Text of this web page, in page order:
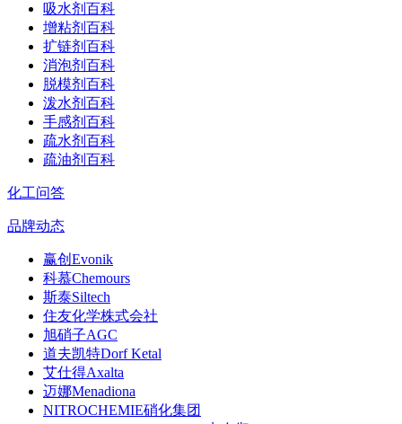
吸水剂百科
增粘剂百科
扩链剂百科
消泡剂百科
脱模剂百科
泼水剂百科
手感剂百科
疏水剂百科
疏油剂百科
化工问答
品牌动态
赢创Evonik
科慕Chemours
斯泰Siltech
住友化学株式会社
旭硝子AGC
道夫凯特Dorf Ketal
艾仕得Axalta
迈娜Menadiona
NITROCHEMIE硝化集团